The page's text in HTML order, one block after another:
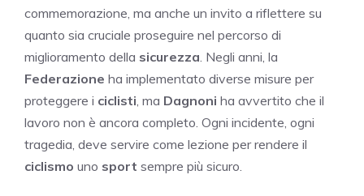
commemorazione, ma anche un invito a riflettere su
quanto sia cruciale proseguire nel percorso di
miglioramento della sicurezza . Negli anni, la
Federazione ha implementato diverse misure per
proteggere i ciclisti , ma Dagnoni ha avvertito che il
lavoro non è ancora completo. Ogni incidente, ogni
tragedia, deve servire come lezione per rendere il
ciclismo uno sport sempre più sicuro.